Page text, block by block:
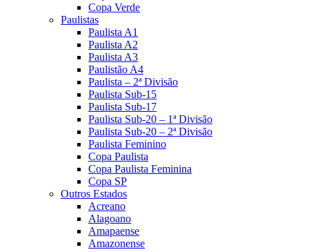
Copa Verde
Paulistas
Paulista A1
Paulista A2
Paulista A3
Paulistão A4
Paulista – 2ª Divisão
Paulista Sub-15
Paulista Sub-17
Paulista Sub-20 – 1ª Divisão
Paulista Sub-20 – 2ª Divisão
Paulista Feminino
Copa Paulista
Copa Paulista Feminina
Copa SP
Outros Estados
Acreano
Alagoano
Amapaense
Amazonense